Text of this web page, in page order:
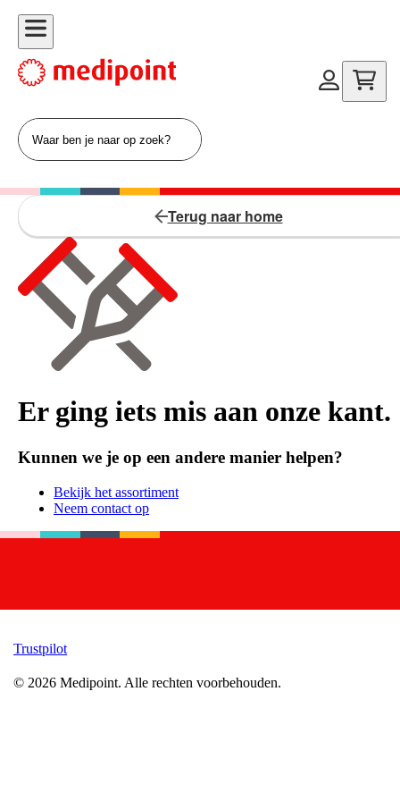
Terug naar home
Er ging iets mis aan onze kant.
Kunnen we je op een andere manier helpen?
Bekijk het assortiment
Neem contact op
Trustpilot
© 2026 Medipoint. Alle rechten voorbehouden.